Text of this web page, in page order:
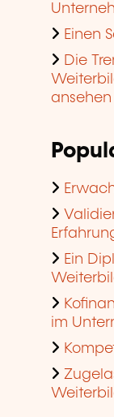
Einen
Die
ansehen
Ein
im